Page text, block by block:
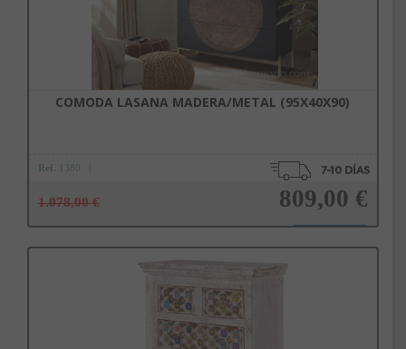
COMODA LASANA MADERA/METAL (95X40X90)
Ref.
1.078,00 € 809,00 €
Añadir a la cesta